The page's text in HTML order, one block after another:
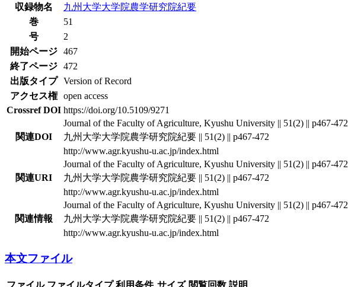
収録物名
九州大学大学院農学研究院紀要
巻
51
号
2
開始ページ 467
終了ページ 472
出版タイプ Version of Record
アクセス権 open access
Crossref DOI https://doi.org/10.5109/9271
関連DOI
Journal of the Faculty of Agriculture, Kyushu University || 51(2) || p467-472
九州大学大学院農学研究院紀要 || 51(2) || p467-472
http://www.agr.kyushu-u.ac.jp/index.html
関連URI
Journal of the Faculty of Agriculture, Kyushu University || 51(2) || p467-472
九州大学大学院農学研究院紀要 || 51(2) || p467-472
http://www.agr.kyushu-u.ac.jp/index.html
関連情報
Journal of the Faculty of Agriculture, Kyushu University || 51(2) || p467-472
九州大学大学院農学研究院紀要 || 51(2) || p467-472
http://www.agr.kyushu-u.ac.jp/index.html
本文ファイル
ファイル ファイルタイプ 利用条件 サイズ 閲覧回数 説明